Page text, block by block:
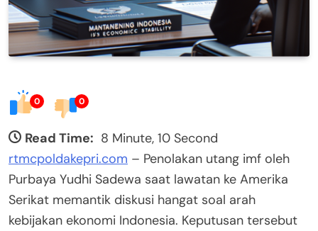
0 0
Read Time: 8 Minute, 10 Second
rtmcpoldakepri.com – Penolakan utang imf oleh
Purbaya Yudhi Sadewa saat lawatan ke Amerika
Serikat memantik diskusi hangat soal arah
kebijakan ekonomi Indonesia. Keputusan tersebut